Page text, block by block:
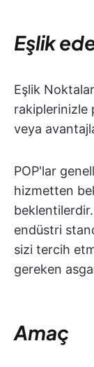
Eşlik
Eşlik
rakiplerinizle
veya
POP'lar
hizmetten
beklentilerdir.
endüstri
sizi tercih
gereken
Amaç